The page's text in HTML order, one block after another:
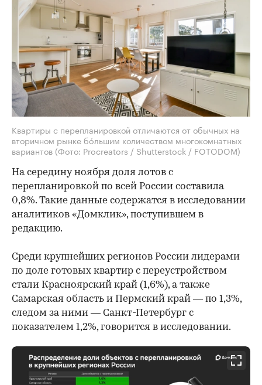
Квартиры с перепланировкой отличаются от обычных на
вторичном рынке бóльшим количеством многокомнатных
вариантов (Фото: Procreators / Shutterstock / FOTODOM)
На середину ноября доля лотов с
перепланировкой по всей России составила
0,8%. Такие данные содержатся в исследовании
аналитиков «Домклик», поступившем в
редакцию.
Среди крупнейших регионов России лидерами
по доле готовых квартир с переустройством
стали Красноярский край (1,6%), а также
Самарская область и Пермский край — по 1,3%,
следом за ними — Санкт-Петербург с
показателем 1,2%, говорится в исследовании.